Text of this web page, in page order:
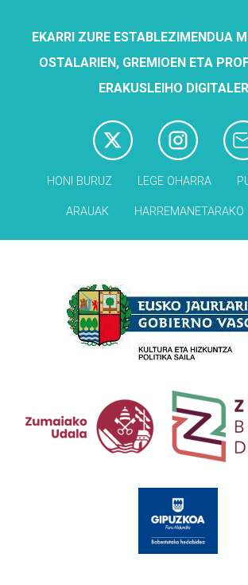
EKARRI ZURE ESTABLEZIMENDUA
OSTALARIEN, GREMIOEN ETA
ERAKUSLEIHO
HONI BURUZ LEGE OHARRA
ARAUAK HARREMANETARAKO